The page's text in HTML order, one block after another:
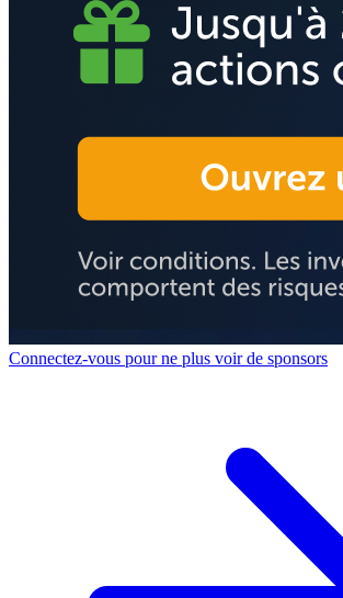
Connectez-vous pour ne plus voir de sponsors